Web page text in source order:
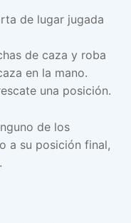
de lugar jugada
de caza y roba
en la mano.
una posición.
de los
a su posición final,
.